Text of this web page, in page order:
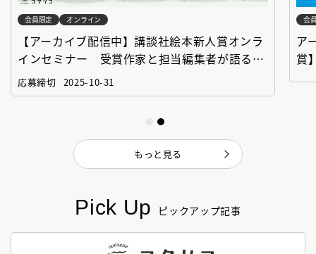
Pick Up ピックアップ記事
会員限定 オンライン
【アーカイブ配信中】講談社絵本新人賞オンラ
インセミナー 受賞作家と担当編集者が語る
「絵本創作実践講座」
応募締切 2025-10-31
会
ア
賞
もっと見る